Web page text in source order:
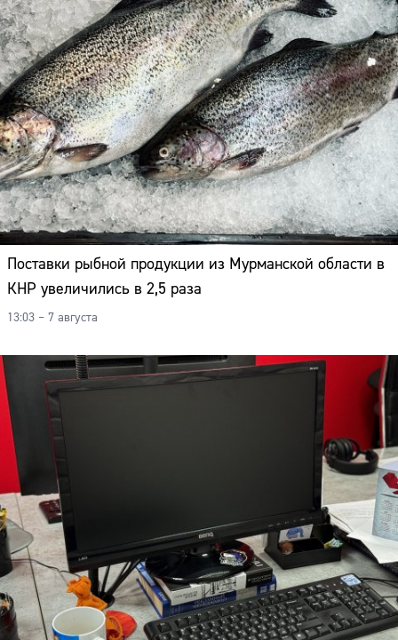
Поставки рыбной продукции из Мурманской области в
КНР увеличились в 2,5 раза
13:03 – 7 августа